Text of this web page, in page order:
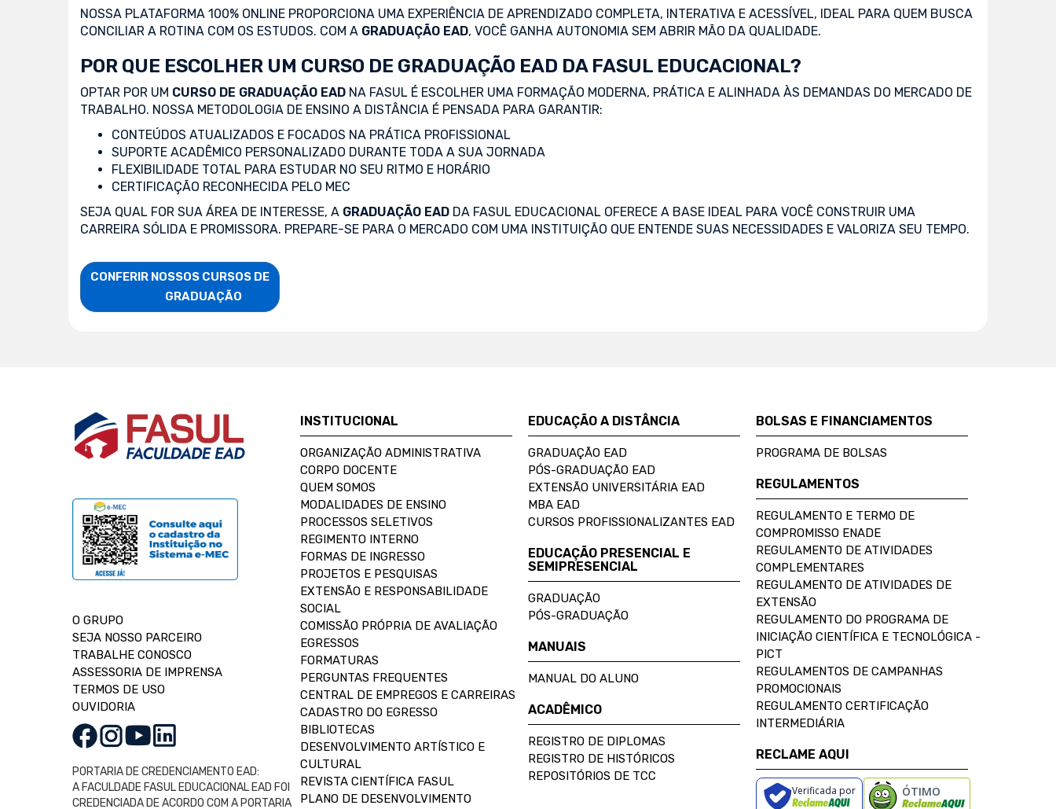
NOSSA PLATAFORMA 100% ONLINE PROPORCIONA UMA EXPERIÊNCIA DE APRENDIZADO COMPLETA, INTERATIVA E ACESSÍVEL, IDEAL PARA QUEM BUSCA
CONCILIAR A ROTINA COM OS ESTUDOS. COM A GRADUAÇÃO EAD, VOCÊ GANHA AUTONOMIA SEM ABRIR MÃO DA QUALIDADE.
POR QUE ESCOLHER UM CURSO DE GRADUAÇÃO EAD DA FASUL EDUCACIONAL?
OPTAR POR UM CURSO DE GRADUAÇÃO EAD NA FASUL É ESCOLHER UMA FORMAÇÃO MODERNA, PRÁTICA E ALINHADA ÀS DEMANDAS DO MERCADO DE
TRABALHO. NOSSA METODOLOGIA DE ENSINO A DISTÂNCIA É PENSADA PARA GARANTIR:
CONTEÚDOS ATUALIZADOS E FOCADOS NA PRÁTICA PROFISSIONAL
SUPORTE ACADÊMICO PERSONALIZADO DURANTE TODA A SUA JORNADA
FLEXIBILIDADE TOTAL PARA ESTUDAR NO SEU RITMO E HORÁRIO
CERTIFICAÇÃO RECONHECIDA PELO MEC
SEJA QUAL FOR SUA ÁREA DE INTERESSE, A GRADUAÇÃO EAD DA FASUL EDUCACIONAL OFERECE A BASE IDEAL PARA VOCÊ CONSTRUIR UMA
CARREIRA SÓLIDA E PROMISSORA. PREPARE-SE PARA O MERCADO COM UMA INSTITUIÇÃO QUE ENTENDE SUAS NECESSIDADES E VALORIZA SEU TEMPO.
CONFERIR NOSSOS CURSOS DE
                    GRADUAÇÃO
O GRUPO
SEJA NOSSO PARCEIRO
TRABALHE CONOSCO
ASSESSORIA DE IMPRENSA
TERMOS DE USO
OUVIDORIA
PORTARIA DE CREDENCIAMENTO EAD:
A FACULDADE FASUL EDUCACIONAL EAD FOI
CREDENCIADA DE ACORDO COM A PORTARIA
INSTITUCIONAL
ORGANIZAÇÃO ADMINISTRATIVA
CORPO DOCENTE
QUEM SOMOS
MODALIDADES DE ENSINO
PROCESSOS SELETIVOS
REGIMENTO INTERNO
FORMAS DE INGRESSO
PROJETOS E PESQUISAS
EXTENSÃO E RESPONSABILIDADE
SOCIAL
COMISSÃO PRÓPRIA DE AVALIAÇÃO
EGRESSOS
FORMATURAS
PERGUNTAS FREQUENTES
CENTRAL DE EMPREGOS E CARREIRAS
CADASTRO DO EGRESSO
BIBLIOTECAS
DESENVOLVIMENTO ARTÍSTICO E
CULTURAL
REVISTA CIENTÍFICA FASUL
PLANO DE DESENVOLVIMENTO
EDUCAÇÃO A DISTÂNCIA
GRADUAÇÃO EAD
PÓS-GRADUAÇÃO EAD
EXTENSÃO UNIVERSITÁRIA EAD
MBA EAD
CURSOS PROFISSIONALIZANTES EAD
EDUCAÇÃO PRESENCIAL E
SEMIPRESENCIAL
GRADUAÇÃO
PÓS-GRADUAÇÃO
MANUAIS
MANUAL DO ALUNO
ACADÊMICO
REGISTRO DE DIPLOMAS
REGISTRO DE HISTÓRICOS
REPOSITÓRIOS DE TCC
BOLSAS E FINANCIAMENTOS
PROGRAMA DE BOLSAS
REGULAMENTOS
REGULAMENTO E TERMO DE
COMPROMISSO ENADE
REGULAMENTO DE ATIVIDADES
COMPLEMENTARES
REGULAMENTO DE ATIVIDADES DE
EXTENSÃO
REGULAMENTO DO PROGRAMA DE
INICIAÇÃO CIENTÍFICA E TECNOLÓGICA -
PICT
REGULAMENTOS DE CAMPANHAS
PROMOCIONAIS
REGULAMENTO CERTIFICAÇÃO
INTERMEDIÁRIA
RECLAME AQUI
Verificada por ÓTIMO